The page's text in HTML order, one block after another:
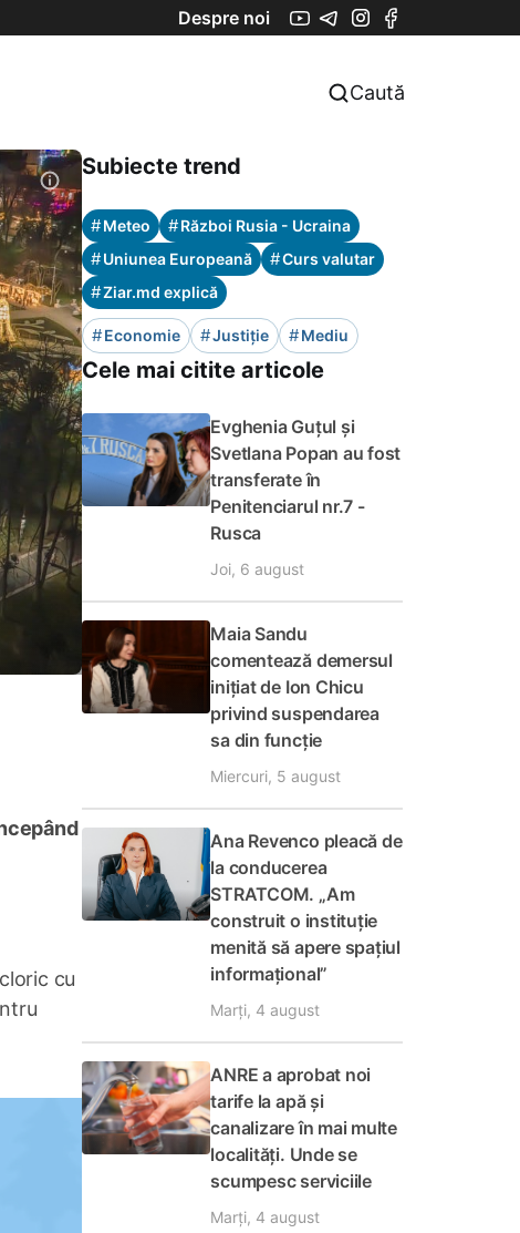
Despre noi
Caută
cu
Subiecte trend
#Meteo #Război Rusia - Ucraina
#Uniunea Europeană #Curs valutar
#Ziar.md explică
#Economie #Justiție #Mediu
Cele mai citite articole
Evghenia Guțul și
Svetlana Popan au fost
transferate în
Penitenciarul nr.7 -
Rusca
Joi, 6 august
Maia Sandu
comentează demersul
inițiat de Ion Chicu
privind suspendarea
sa din funcție
Miercuri, 5 august
Ana Revenco pleacă de
la conducerea
STRATCOM. „Am
construit o instituție
menită să apere spațiul
informațional”
Marți, 4 august
ANRE a aprobat noi
tarife la apă și
canalizare în mai multe
localități. Unde se
scumpesc serviciile
Marți, 4 august